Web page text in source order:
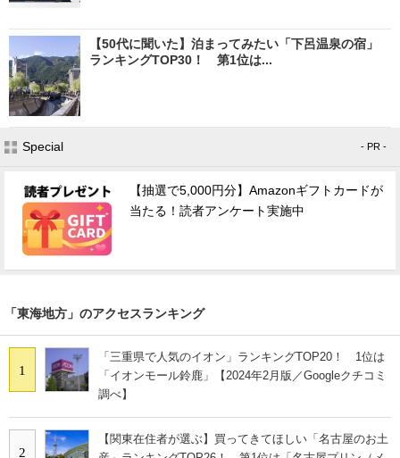
【50代に聞いた】泊まってみたい「下呂温泉の宿」
ランキングTOP30！ 第1位は...
Special - PR -
【抽選で5,000円分】Amazonギフトカードが
当たる！読者アンケート実施中
「東海地方」のアクセスランキング
1
「三重県で人気のイオン」ランキングTOP20！ 1位は
「イオンモール鈴鹿」【2024年2月版／Googleクチコミ
調べ】
2
【関東在住者が選ぶ】買ってきてほしい「名古屋のお土